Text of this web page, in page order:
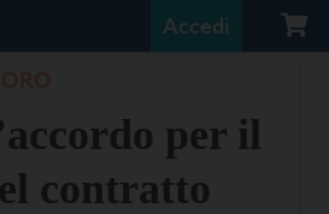
Accedi
per il
contratto